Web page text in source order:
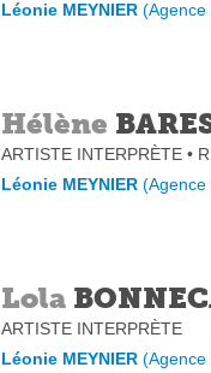
Léonie MEYNIER(Agence
Hélène
ARTISTE INTERPRÈTE •
Léonie MEYNIER(Agence
Lola
ARTISTE INTERPRÈTE
Léonie MEYNIER(Agence